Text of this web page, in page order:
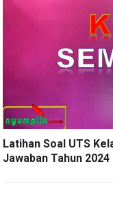
Latihan Soal UTS
Jawaban Tahun 2024